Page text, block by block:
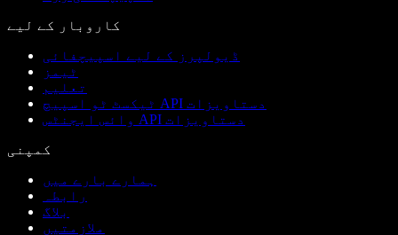
کاروبار کے لیے
ڈیولپرز کے لیے اسپیچفائی
ٹیمز
تعلیم
ٹیکسٹ ٹو اسپیچ API دستاویزات
وائس ایجنٹس API دستاویزات
کمپنی
ہمارے بارے میں
رابطہ
بلاگ
ملازمتیں